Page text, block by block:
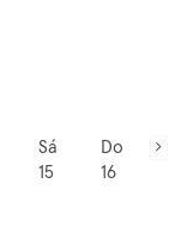
Sá
15
Do
16